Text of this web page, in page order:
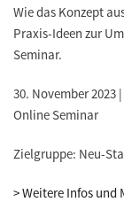
Wie das Konzept
Praxis-Ideen zur
Seminar.
30. November 2023
Online Seminar
Zielgruppe: Neu-
> Weitere Infos und